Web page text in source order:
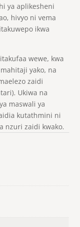
ya aplikesheni
hivyo ni vema
ikwa
wewe, kwa
yako, na
zaidi
Ukiwa na
maswali ya
kutathmini ni
nzuri zaidi kwako.